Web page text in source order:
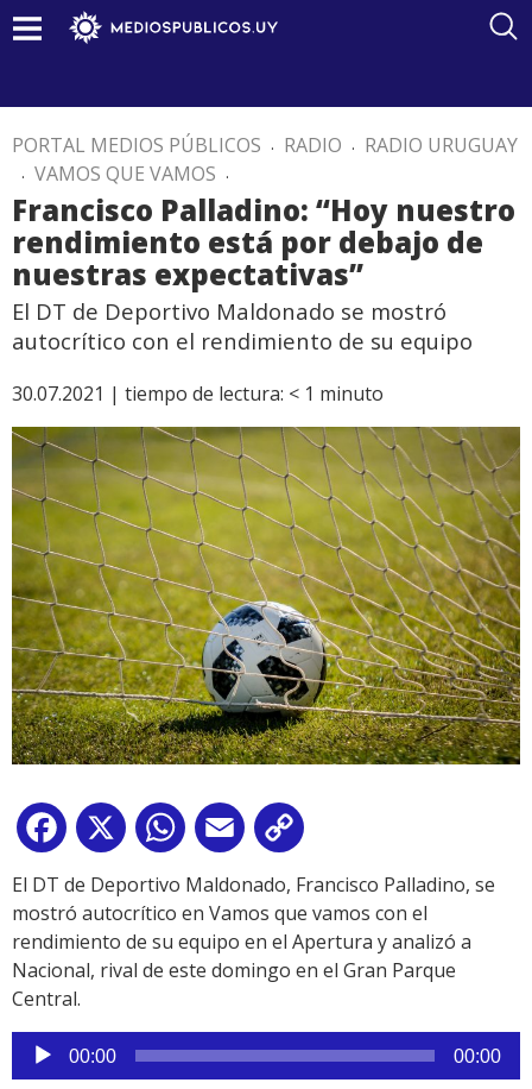
PORTAL MEDIOS PÚBLICOS . RADIO . RADIO URUGUAY
. VAMOS QUE VAMOS .
Francisco Palladino: “Hoy nuestro
rendimiento está por debajo de
nuestras expectativas”
El DT de Deportivo Maldonado se mostró
autocrítico con el rendimiento de su equipo
30.07.2021 | tiempo de lectura: < 1 minuto
Facebook
X WhatsApp
Email
Link
El DT de Deportivo Maldonado, Francisco Palladino, se
mostró autocrítico en Vamos que vamos con el
rendimiento de su equipo en el Apertura y analizó a
Nacional, rival de este domingo en el Gran Parque
Central.
Reproductor
de
00:00 00:00